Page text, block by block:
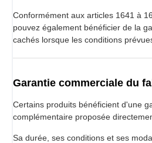
Conformément aux articles 1641 à
pouvez également bénéficier de la
cachés lorsque les conditions
Garantie commerciale du
Certains produits bénéficient d'une
complémentaire proposée
Sa durée, ses conditions et ses